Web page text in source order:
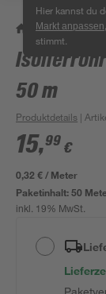
Hier kannst du
Markt anpassen
stimmt.
/ Bauen &
50 m
Produktdetails |
15,99 €
0,32 € / Meter
Paketinhalt:50
inkl. 19% MwSt.